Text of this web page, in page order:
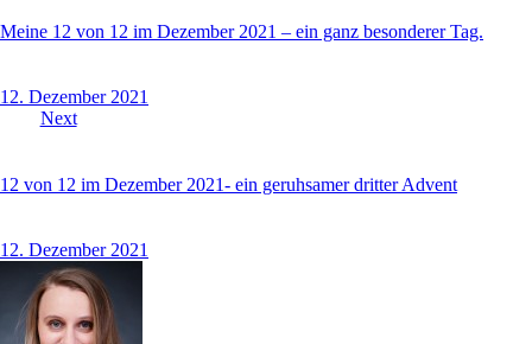
Meine 12 von 12 im Dezember 2021 – ein ganz besonderer Tag.
12. Dezember 2021
Next
12 von 12 im Dezember 2021- ein geruhsamer dritter Advent
12. Dezember 2021